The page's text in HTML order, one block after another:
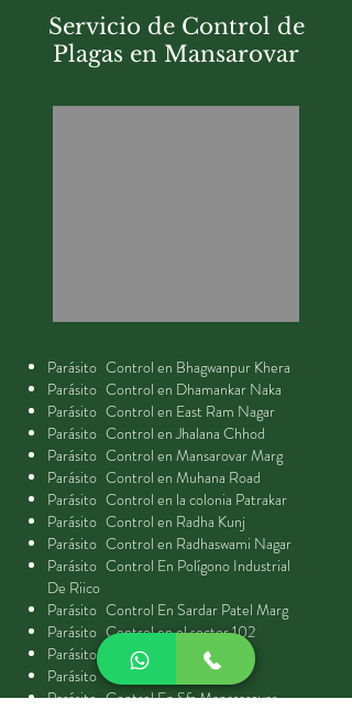
Servicio de Control de
Plagas en Mansarovar
Parásito Control en Bhagwanpur Khera
Parásito Control en Dhamankar Naka
Parásito Control en East Ram Nagar
Parásito Control en Jhalana Chhod
Parásito Control en Mansarovar Marg
Parásito Control en Muhana Road
Parásito Control en la colonia Patrakar
Parásito Control en Radha Kunj
Parásito Control en Radhaswami Nagar
Parásito Control En Polígono Industrial
De Riico
Parásito Control En Sardar Patel Marg
Parásito Control en el sector 102
Parásito
Control en el sector 12
Parásito Control en el sector 2
Parásito Control En Sfs Manasarovar